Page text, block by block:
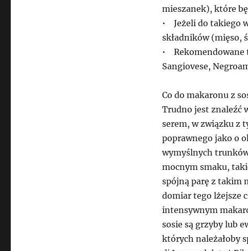
mieszanek), które
• Jeżeli do takiego
składników (mięso,
• Rekomendowane
Sangiovese,
Co do makaronu z
Trudno jest znaleźć
serem, w związku z
poprawnego jako o
wymyślnych
mocnym smaku,
spójną parę z takim
domiar tego lżejsze
intensywnym
sosie są grzyby lub
których należałoby